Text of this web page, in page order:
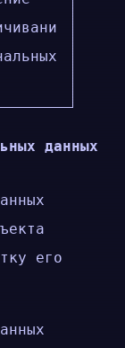
данных
его